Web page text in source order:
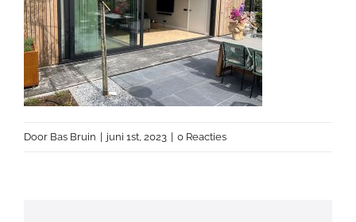
Door Bas Bruin juni 1st, 2023 0 Reacties